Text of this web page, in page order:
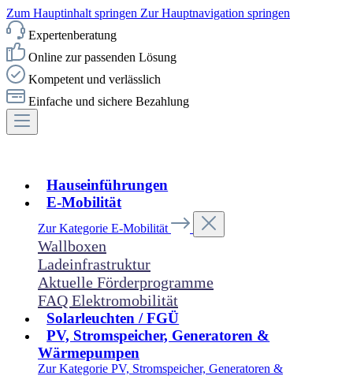
Zum Hauptinhalt springen Zur Hauptnavigation springen
Expertenberatung
Online zur passenden Lösung
Kompetent und verlässlich
Einfache und sichere Bezahlung
Hauseinführungen
E-Mobilität
Zur Kategorie E-Mobilität
Wallboxen
Ladeinfrastruktur
Aktuelle Förderprogramme
FAQ Elektromobilität
Solarleuchten / FGÜ
PV, Stromspeicher, Generatoren &
Wärmepumpen
Zur Kategorie PV, Stromspeicher, Generatoren &